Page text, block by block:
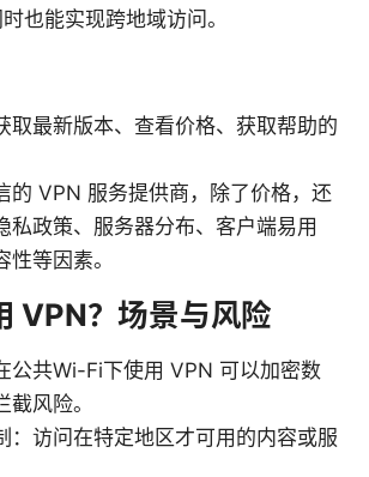
也能实现跨地域访问。
取最新版本、查看价格、获取帮助的
的 VPN 服务提供商，除了价格，还
私政策、服务器分布、客户端易用
等因素。
VPN？场景与风险
公共Wi-Fi下使用 VPN 可以加密数
风险。
：访问在特定地区才可用的内容或服